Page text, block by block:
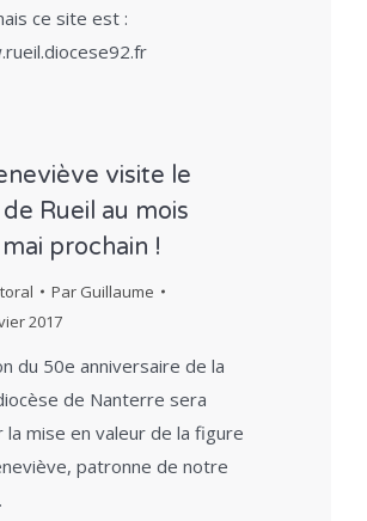
ce site est :
visite le
Rueil au mois
prochain !
Par Guillaume
2017
du 50e anniversaire de la
de Nanterre sera
la mise en valeur de la figure
patronne de notre